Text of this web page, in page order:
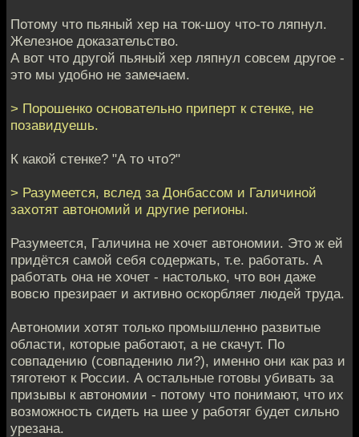
Потому что пьяный хер на ток-шоу что-то ляпнул.
Железное доказательство.
А вот что другой пьяный хер ляпнул совсем другое -
это мы удобно не замечаем.
> Порошенко основательно приперт к стенке, не
позавидуешь.
К какой стенке? "А то что?"
> Разумеется, вслед за Донбассом и Галичиной
захотят автономий и другие регионы.
Разумеется, Галичина не хочет автономии. Это ж ей
придётся самой себя содержать, т.е. работать. А
работать она не хочет - настолько, что вон даже
вовсю презирает и активно оскорбляет людей труда.
Автономии хотят только промышленно развитые
области, которые работают, а не скачут. По
совпадению (совпадению ли?), именно они как раз и
тяготеют к России. А остальные готовы убивать за
призывы к автономии - потому что понимают, что их
возможность сидеть на шее у работяг будет сильно
урезана.